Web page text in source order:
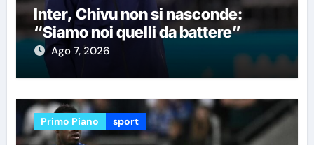
Inter, Chivu non si nasconde:
“Siamo noi quelli da battere”
Ago 7, 2026
Primo Piano sport